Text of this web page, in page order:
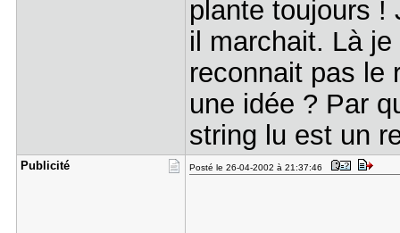
plante toujours !
il marchait. Là
reconnait pas le
une idée ? Par
string lu est un
Publicité Posté le 26-04-2002 à 21:37:46